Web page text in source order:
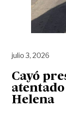
julio 3, 2026
Cayó
atentado
Helena